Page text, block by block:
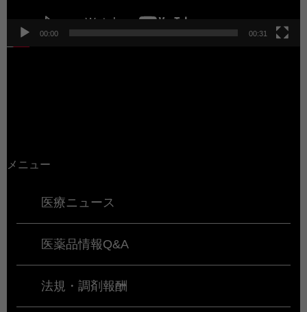
00:00 00:31
メニュー
医療ニュース
医薬品情報Q&A
法規・調剤報酬